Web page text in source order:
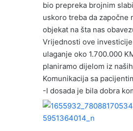
bio prepreka brojnim
uskoro treba da započne
objekat na šta nas
Vrijednosti ove
ulaganje oko 1.700.000
planiramo dijelom iz
Komunikacija sa
-I dosada je bila dobra